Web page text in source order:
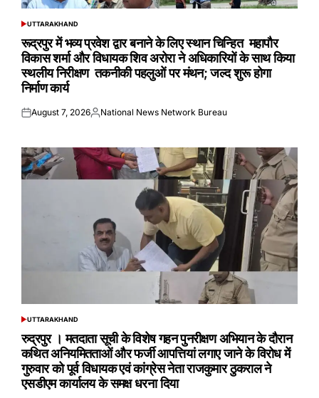
POSTED
UTTARAKHAND
रूद्रपुर में भव्य प्रवेश द्वार बनाने के लिए स्थान चिन्हित महापौर
विकास शर्मा और विधायक शिव अरोरा ने अधिकारियों के साथ किया
स्थलीय निरीक्षण तकनीकी पहलुओं पर मंथन; जल्द शुरू होगा
निर्माण कार्य
Posted
August 7, 2026Posted
National News Network Bureau
POSTED
UTTARAKHAND
रुद्रपुर । मतदाता सूची के विशेष गहन पुनरीक्षण अभियान के दौरान
कथित अनियमितताओं और फर्जी आपत्तियां लगाए जाने के विरोध में
गुरुवार को पूर्व विधायक एवं कांग्रेस नेता राजकुमार ठुकराल ने
एसडीएम कार्यालय के समक्ष धरना दिया